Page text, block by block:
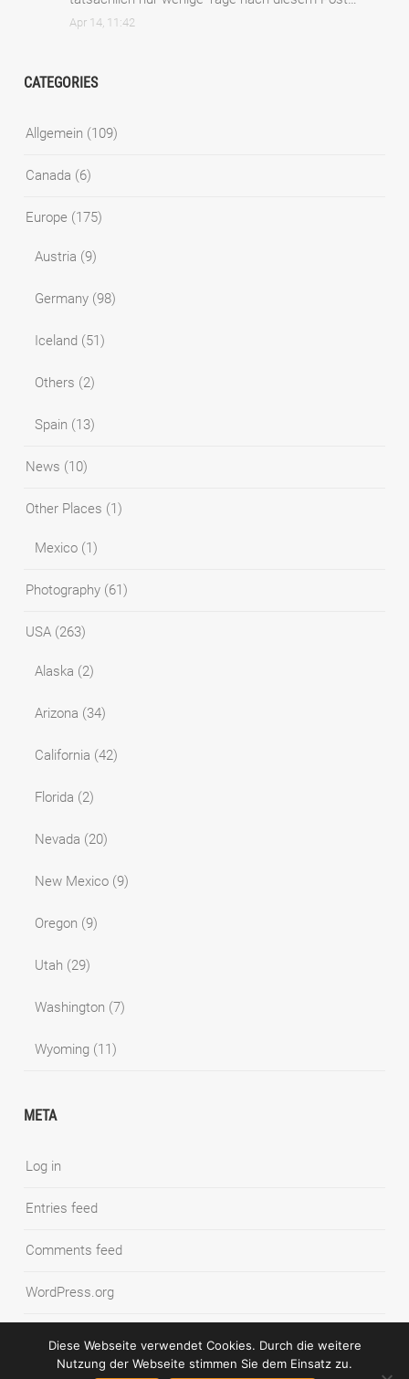
Apr 14, 11:42
CATEGORIES
Allgemein (109)
Canada (6)
Europe (175)
Austria (9)
Germany (98)
Iceland (51)
Others (2)
Spain (13)
News (10)
Other Places (1)
Mexico (1)
Photography (61)
USA (263)
Alaska (2)
Arizona (34)
California (42)
Florida (2)
Nevada (20)
New Mexico (9)
Oregon (9)
Utah (29)
Washington (7)
Wyoming (11)
META
Log in
Entries feed
Comments feed
WordPress.org
© COPYRIGHT SYNNATSCHKE PHOTOGRAPHY BLOG
Diese Webseite verwendet Cookies. Durch die weitere
Nutzung der Webseite stimmen Sie dem Einsatz zu.